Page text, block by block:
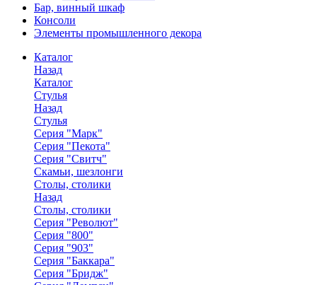
Бар, винный шкаф
Консоли
Элементы промышленного декора
Каталог
Назад
Каталог
Стулья
Назад
Стулья
Серия "Марк"
Серия "Пекота"
Серия "Свитч"
Скамьи, шезлонги
Столы, столики
Назад
Столы, столики
Серия "Револют"
Серия "800"
Серия "903"
Серия "Баккара"
Серия "Бридж"